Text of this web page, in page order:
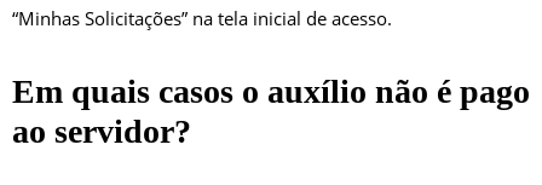
“Minhas Solicitações” na tela inicial de acesso.
Em quais casos o auxílio não é pago
ao servidor?